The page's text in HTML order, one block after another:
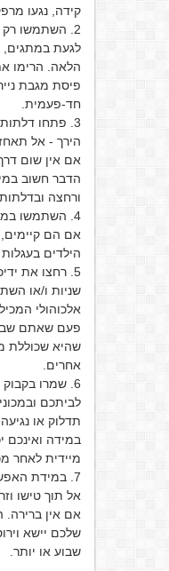
קידה, נגעו
2. השתמשו
לגעת במתגים,
הלאה. הרימו
פיסת מגבת
חד-פעמית.
3. פתחו
הירך - אל
אם אין שום
הדבר חשוב
ורחצה
4. השתמשו
אם הם קיימים,
הילדים
שניות ו/או
פעם שאתם
שהיא שכוללת
אחרים.
6. שמרו
לביתכם
תדלוק או
במידה ואינכם
מיידית לאחר
7. במידת
אל תוך טישו
אם אין
שלכם יישא
שבוע או יותר.